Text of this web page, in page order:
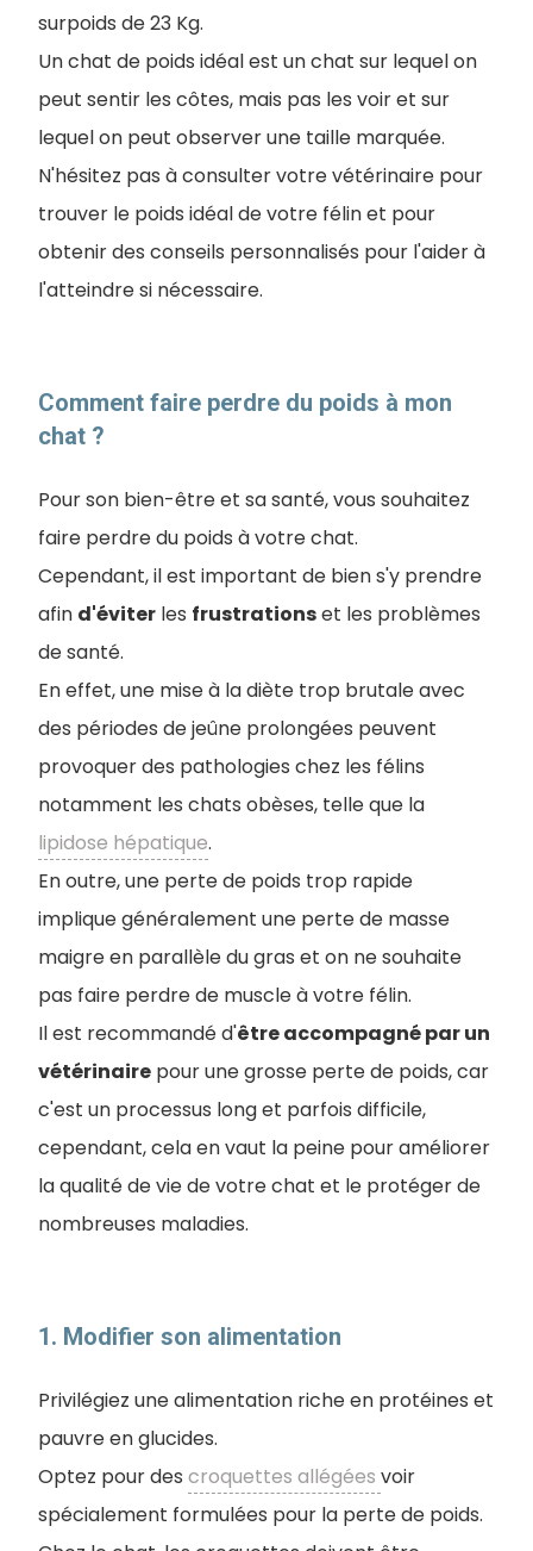
surpoids de 23 Kg.
Un chat de poids idéal est un chat sur lequel on
peut sentir les côtes, mais pas les voir et sur
lequel on peut observer une taille marquée.
N'hésitez pas à consulter votre vétérinaire pour
trouver le poids idéal de votre félin et pour
obtenir des conseils personnalisés pour l'aider à
l'atteindre si nécessaire.
Comment faire perdre du poids à mon
chat ?
Pour son bien-être et sa santé, vous souhaitez
faire perdre du poids à votre chat.
Cependant, il est important de bien s'y prendre
afin d'éviter les frustrationset les problèmes
de santé.
En effet, une mise à la diète trop brutale avec
des périodes de jeûne prolongées peuvent
provoquer des pathologies chez les félins
notamment les chats obèses, telle que la
lipidose hépatique.
En outre, une perte de poids trop rapide
implique généralement une perte de masse
maigre en parallèle du gras et on ne souhaite
pas faire perdre de muscle à votre félin.
Il est recommandé d'être accompagné par un
vétérinaire pour une grosse perte de poids, car
c'est un processus long et parfois difficile,
cependant, cela en vaut la peine pour améliorer
la qualité de vie de votre chat et le protéger de
nombreuses maladies.
1. Modifier son alimentation
Privilégiez une alimentation riche en protéines et
pauvre en glucides.
Optez pour des croquettes allégées voir
spécialement formulées pour la perte de poids.